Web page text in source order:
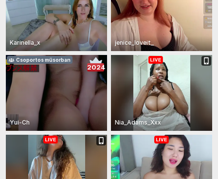
Karinella_x jenice_loveit_
Csoportos műsorban
2024
Yui-Ch Nia_Adams_Xxx